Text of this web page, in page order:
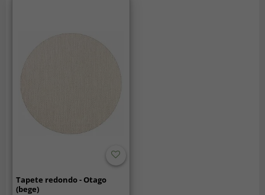
Tapete redondo - Otago
(bege)